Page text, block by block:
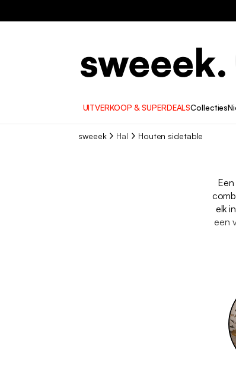
UITVERKOOP & SUPERDEALSCollecties
sweeek Hal Houten sidetable
elk
een